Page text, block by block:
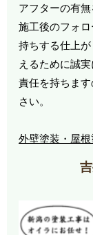
アフターの有
施工後のフォ
持ちする仕上
えるために誠
責任を持ちま
さい。
外壁塗装・屋